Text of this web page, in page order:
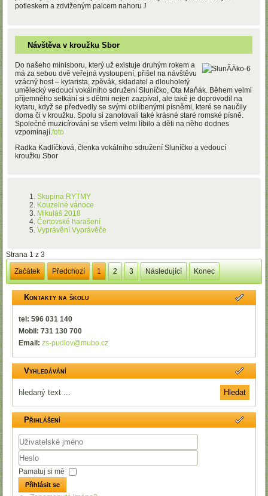
potleskem a zdviženým palcem nahoruJ
Návštěva v kroužku Sbor
Do našeho minisboru, který už existuje druhým rokem a
má za sebou dvě veřejná vystoupení, přišel na návštěvu
vzácný host – kytarista, zpěvák, skladatel a dlouholetý
umělecký vedoucí vokálního sdružení Sluníčko, Ota Maňák. Během velmi
příjemného setkání si s dětmi nejen zazpíval, ale také je doprovodil na
kytaru, když se předvedly se svými oblíbenými písněmi, které se naučily
doma či v kroužku. Spolu si zanotovali také krásné staré romské písně.
Společné muzicírování se všem velmi líbilo a děti na něho dodnes
vzpomínají.foto
Radka Kadlíčková, členka vokálního sdružení Sluníčko a vedoucí
kroužku Sbor
Skupina RYTMY
Kouzelné vánoce
Mikuláš 2018
Čertovské harašení
Vyprávění Vyprávěče
Strana 1 z 3
Začátek
Předchozí 1 2 3 Následující Konec
Kontakty na školu
tel: 596 031 140
Mobil: 731 130 700
Email:zs-pudlov@mubo.cz
Vyhledávání
Přihlášení
Uživatelské
jméno
Heslo
Pamatuj si mě
Přihlásit se